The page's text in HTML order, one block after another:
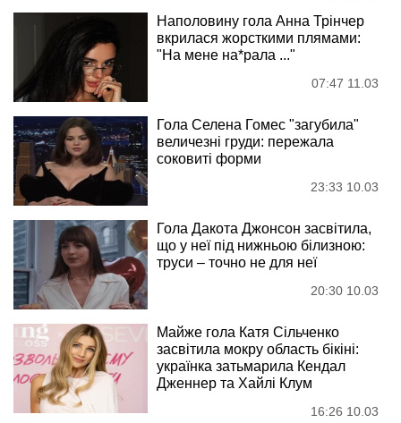
Наполовину гола Анна Трінчер
вкрилася жорсткими плямами:
"На мене на*рала ..."
07:47 11.03
Гола Селена Гомес "загубила"
величезні груди: пережала
соковиті форми
23:33 10.03
Гола Дакота Джонсон засвітила,
що у неї під нижньою білизною:
труси – точно не для неї
20:30 10.03
Майже гола Катя Сільченко
засвітила мокру область бікіні:
українка затьмарила Кендал
Дженнер та Хайлі Клум
16:26 10.03